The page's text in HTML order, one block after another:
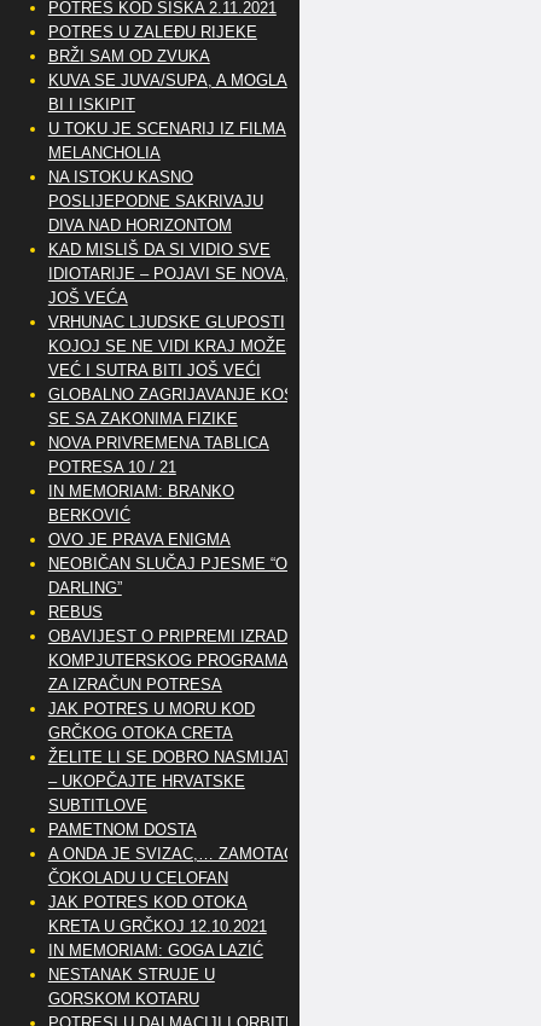
POTRES KOD SISKA 2.11.2021
POTRES U ZALEĐU RIJEKE
BRŽI SAM OD ZVUKA
KUVA SE JUVA/SUPA, A MOGLA
BI I ISKIPIT
U TOKU JE SCENARIJ IZ FILMA
MELANCHOLIA
NA ISTOKU KASNO
POSLIJEPODNE SAKRIVAJU
DIVA NAD HORIZONTOM
KAD MISLIŠ DA SI VIDIO SVE
IDIOTARIJE – POJAVI SE NOVA,..
JOŠ VEĆA
VRHUNAC LJUDSKE GLUPOSTI
KOJOJ SE NE VIDI KRAJ MOŽE
VEĆ I SUTRA BITI JOŠ VEĆI
GLOBALNO ZAGRIJAVANJE KOSI
SE SA ZAKONIMA FIZIKE
NOVA PRIVREMENA TABLICA
POTRESA 10 / 21
IN MEMORIAM: BRANKO
BERKOVIĆ
OVO JE PRAVA ENIGMA
NEOBIČAN SLUČAJ PJESME “OH
DARLING”
REBUS
OBAVIJEST O PRIPREMI IZRADE
KOMPJUTERSKOG PROGRAMA
ZA IZRAČUN POTRESA
JAK POTRES U MORU KOD
GRČKOG OTOKA CRETA
ŽELITE LI SE DOBRO NASMIJATI
– UKOPČAJTE HRVATSKE
SUBTITLOVE
PAMETNOM DOSTA
A ONDA JE SVIZAC,… ZAMOTAO
ČOKOLADU U CELOFAN
JAK POTRES KOD OTOKA
KRETA U GRČKOJ 12.10.2021
IN MEMORIAM: GOGA LAZIĆ
NESTANAK STRUJE U
GORSKOM KOTARU